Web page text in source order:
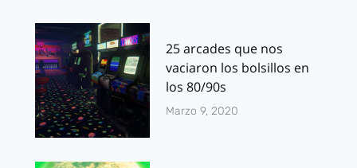
25 arcades que nos
vaciaron los bolsillos en
los 80/90s
Marzo 9, 2020